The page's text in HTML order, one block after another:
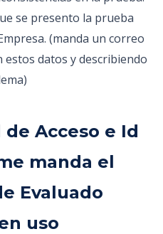
se presento la prueba
(manda un correo
estos datos y describiendo
Acceso e Id
manda el
Evaluado
uso